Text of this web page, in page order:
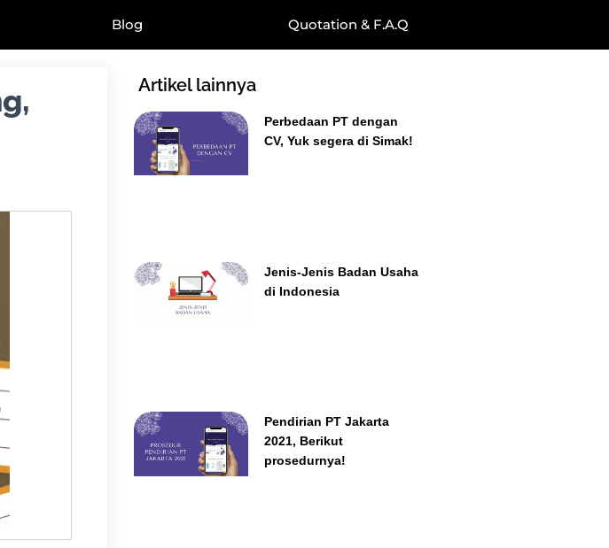
Blog Quotation & F.A.Q
Artikel lainnya
Perbedaan PT dengan
CV, Yuk segera di Simak!
Jenis-Jenis Badan Usaha
di Indonesia
Pendirian PT Jakarta
2021, Berikut
prosedurnya!